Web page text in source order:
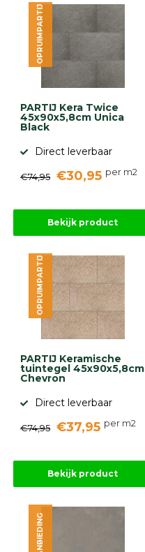
PARTIJ Kera Twice
45x90x5,8cm Unica
Black
Direct leverbaar
€74,95 €30,95 per m2
OPRUIMPARTIJ
Bekijk product
PARTIJ Keramische
tuintegel 45x90x5,8cm
Chevron
Direct leverbaar
€74,95 €37,95 per m2
OPRUIMPARTIJ
Bekijk product
AANBIEDING